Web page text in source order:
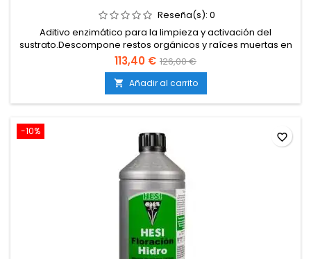
Reseña(s): 0
Aditivo enzimático para la limpieza y activación del
sustrato.Descompone restos orgánicos y raíces muertas en
nutrientes útiles.Estimula la vida microbiana beneficiosa en el
medio de cultivo.Mejora la absorción de nutrientes y
oxigenación radicular.Compatible con tierra, coco e
hidroponía.
113,40 € 126,00 €
 Añadir al carrito
-10% favorite_border